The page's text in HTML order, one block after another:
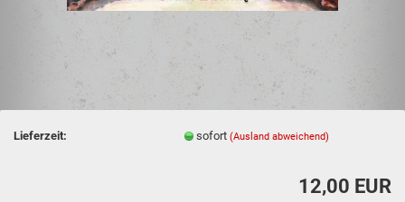
Lieferzeit: sofort(Ausland abweichend)
12,00 EUR